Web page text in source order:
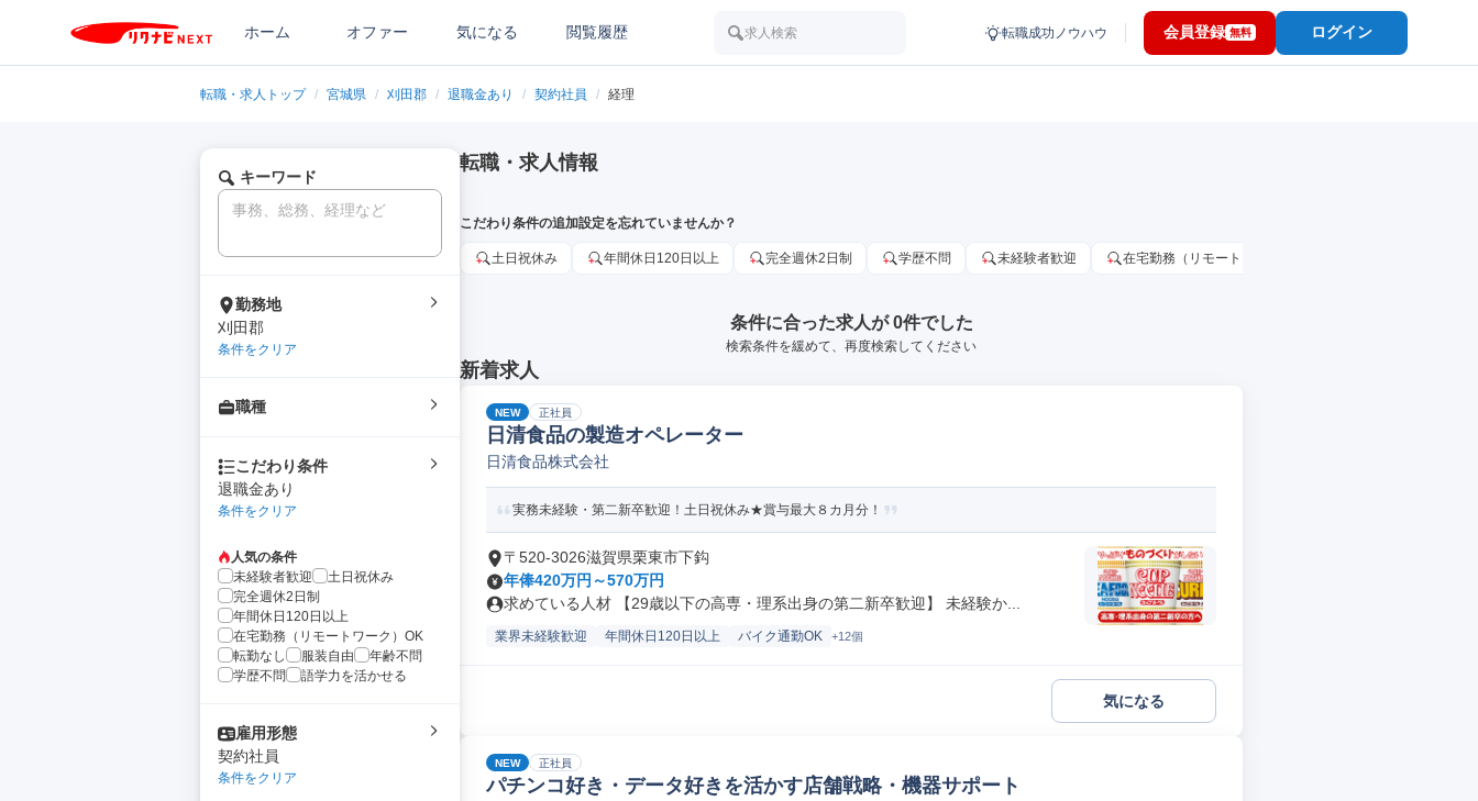
ホーム オファー 気になる 閲覧履歴 求人検索 転職成功ノウハウ 会員登録 無料 ログイン
転職・求人トップ / 宮城県 / 刈田郡 / 退職金あり / 契約社員 / 経理
キーワード
勤務地
刈田郡
条件をクリア
職種
こだわり条件
退職金あり
条件をクリア
人気の条件
未経験者歓迎
土日祝休み
完全週休2日制
年間休日120日以上
在宅勤務（リモートワーク）OK
転勤なし
服装自由
年齢不問
学歴不問
語学力を活かせる
雇用形態
契約社員
条件をクリア
転職・求人情報
こだわり条件の追加設定を忘れていませんか？
土日祝休み 年間休日120日以上 完全週休2日制 学歴不問 未経験者歓迎 在宅勤務（リモートワーク）OK
条件に合った求人が 0件でした
検索条件を緩めて、再度検索してください
新着求人
NEW 正社員
日清食品の製造オペレーター
日清食品株式会社
実務未経験・第二新卒歓迎！土日祝休み★賞与最大８カ月分！
〒520-3026滋賀県栗東市下鈎
年俸420万円～570万円
求めている人材 【29歳以下の高専・理系出身の第二新卒歓迎】 未経験か...
業界未経験歓迎 年間休日120日以上 バイク通勤OK +12個
気になる
NEW 正社員
パチンコ好き・データ好きを活かす店舗戦略・機器サポート